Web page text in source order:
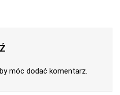
móc dodać komentarz.